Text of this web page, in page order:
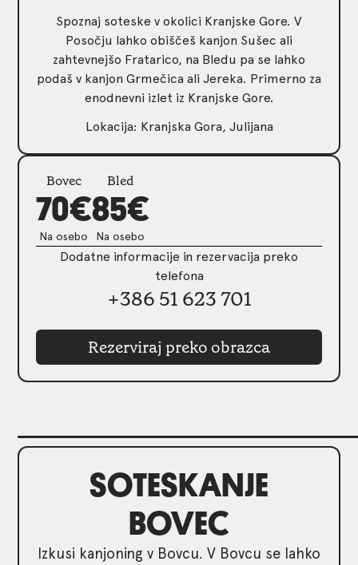
Spoznaj soteske v okolici Kranjske Gore. V
Posočju lahko obiščeš kanjon Sušec ali
zahtevnejšo Fratarico, na Bledu pa se lahko
podaš v kanjon Grmečica ali Jereka. Primerno za
enodnevni izlet iz Kranjske Gore.
Lokacija: Kranjska Gora, Julijana
Bovec
70€
Na osebo
Bled
85€
Na osebo
Dodatne informacije in rezervacija preko
telefona
+386 51 623 701
Rezerviraj preko obrazca
SOTESKANJE
BOVEC
Izkusi kanjoning v Bovcu. V Bovcu se lahko